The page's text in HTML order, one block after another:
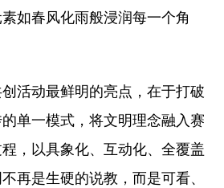
如春风化雨般浸润每一个角
动最鲜明的亮点，在于打破
单一模式，将文明理念融入赛
，以具象化、互动化、全覆盖
再是生硬的说教，而是可看、